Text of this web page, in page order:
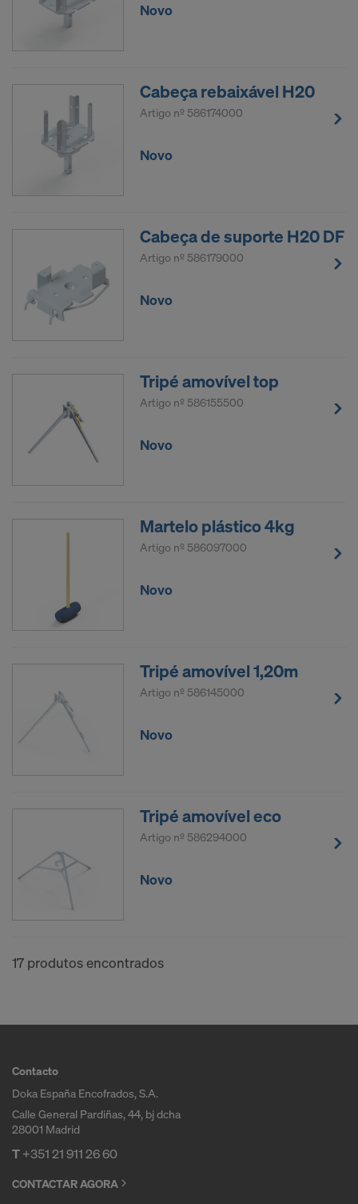
Novo
Cabeça rebaixável H20
Artigo nº 586174000
Novo
Cabeça de suporte H20 DF
Artigo nº 586179000
Novo
Tripé amovível top
Artigo nº 586155500
Novo
Martelo plástico 4kg
Artigo nº 586097000
Novo
Tripé amovível 1,20m
Artigo nº 586145000
Novo
Tripé amovível eco
Artigo nº 586294000
Novo
17 produtos encontrados
Contacto
Doka España Encofrados, S.A.
Calle General Pardiñas, 44, bj dcha
28001 Madrid
T+351 21 911 26 60
CONTACTAR AGORA